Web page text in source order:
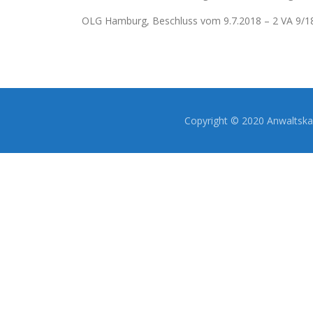
OLG Hamburg, Beschluss vom 9.7.2018 – 2 VA 9/
Copyright © 2020